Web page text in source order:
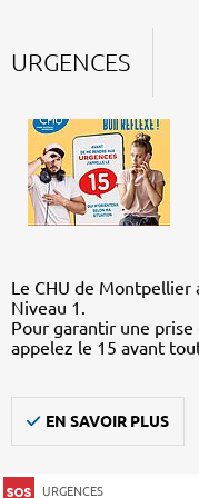
URGENCES
Le CHU de Montpellier
Niveau 1.
Pour garantir une prise
appelez le 15 avant
EN SAVOIR PLUS
URGENCES